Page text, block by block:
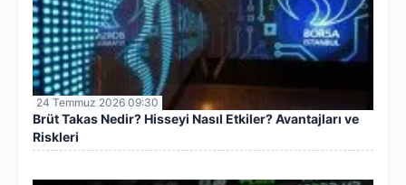
24 Temmuz 2026 09:30
Brüt Takas Nedir? Hisseyi Nasıl Etkiler? Avantajları ve
Riskleri